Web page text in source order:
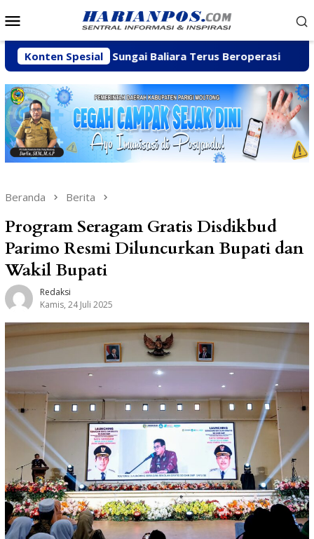
ke
Mobile
Konten Spesial
C di Sungai Baliara Terus Beroperasi Arpan
Beranda Berita
Program Seragam Gratis Disdikbud
Parimo Resmi Diluncurkan Bupati dan
Wakil Bupati
Redaksi
Kamis, 24 Juli 2025